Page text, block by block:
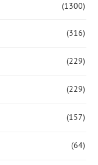
(1300)
(316)
(229)
(229)
(157)
(64)